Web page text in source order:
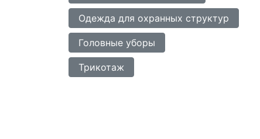
Одежда для охранных структур
Головные уборы
Трикотаж